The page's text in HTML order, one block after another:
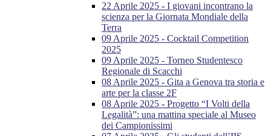
22 Aprile 2025 - I giovani incontrano la
scienza per la Giornata Mondiale della
Terra
09 Aprile 2025 - Cocktail Competition
2025
09 Aprile 2025 - Torneo Studentesco
Regionale di Scacchi
08 Aprile 2025 - Gita a Genova tra storia e
arte per la classe 2F
08 Aprile 2025 - Progetto “I Volti della
Legalità”: una mattina speciale al Museo
dei Campionissimi